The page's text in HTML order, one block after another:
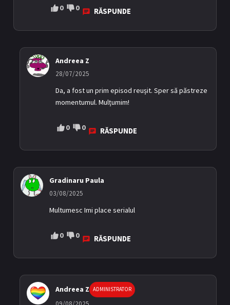
0 0 RĂSPUNDE
Andreea Z
28/07/2025
Da, a fost un prim episod reușit. Sper să păstreze
momentumul. Mulțumim!
0 0 RĂSPUNDE
Gradinaru Paula
03/08/2025
Multumesc Imi place serialul
0 0 RĂSPUNDE
Andreea Z ADMINISTRATOR